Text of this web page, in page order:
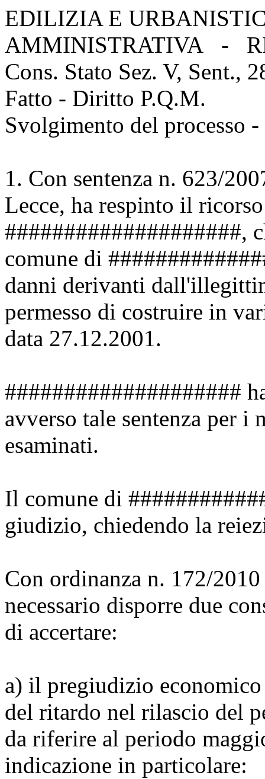
EDILIZIA E
AMMINISTRATIVA -
Cons. Stato Sez. V, Sent.,
Fatto - Diritto P.Q.M.
Svolgimento del processo
1. Con sentenza n. 623/
Lecce, ha respinto il
####################,
comune di
danni derivanti
permesso di costruire in
data 27.12.2001.
####################
avverso tale sentenza per i
esaminati.
Il comune di
giudizio, chiedendo la
Con ordinanza n. 172/
necessario disporre due
di accertare:
a) il pregiudizio
del ritardo nel rilascio del
da riferire al periodo
indicazione in particolare: